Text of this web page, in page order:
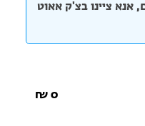
תשלום, אנא ציינו בצ'ק אאוט
0
₪